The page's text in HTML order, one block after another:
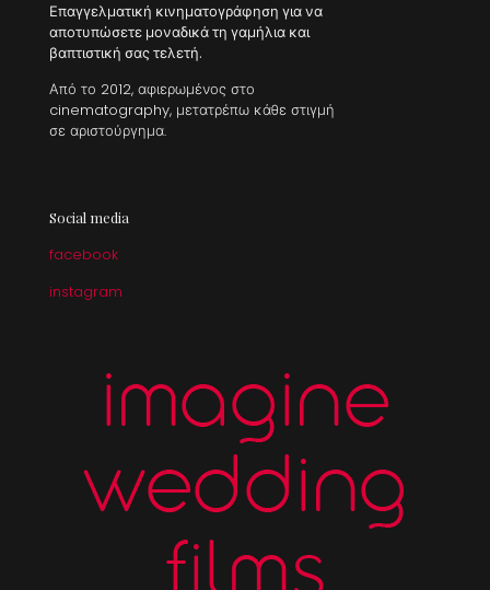
Επαγγελματική κινηματογράφηση για να
αποτυπώσετε μοναδικά τη γαμήλια και
βαπτιστική σας τελετή.
Από το 2012, αφιερωμένος στο
cinematography, μετατρέπω κάθε στιγμή
σε αριστούργημα.
Social media
facebook
instagram